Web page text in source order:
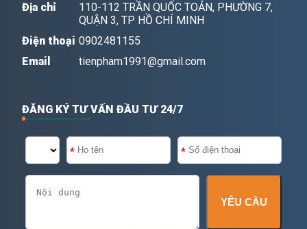
Địa chỉ
110-112 TRẦN QUỐC TOẢN, PHƯỜNG 7,
QUẬN 3, TP HỒ CHÍ MINH
Điện thoại 0902481155
Email
tienpham1991@gmail.com
ĐĂNG KÝ TƯ VẤN ĐẦU TƯ 24/7
YÊU CẦU